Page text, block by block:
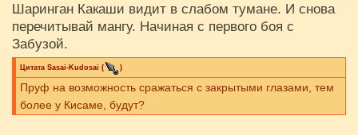
Шаринган Какаши видит в слабом тумане. И снова
перечитывай мангу. Начиная с первого боя с
Забузой.
Цитата Sasai-Kudosai ( )
Пруф на возможность сражаться с закрытыми глазами, тем
более у Кисаме, будут?